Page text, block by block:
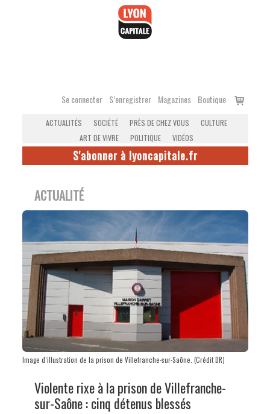
Se connecter S’enregistrer Magazines Boutique
Voir
ACTUALITÉS SOCIÉTÉ PRÈS DE CHEZ VOUS
CULTURE
ART DE VIVRE
POLITIQUE VIDÉOS
S'abonner à lyoncapitale.fr
ACTUALITÉ
Image d’illustration de la prison de Villefranche-sur-Saône. (Crédit DR)
Violente rixe à la prison de Villefranche-
sur-Saône : cinq détenus blessés